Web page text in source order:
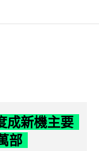
成新機主要
部